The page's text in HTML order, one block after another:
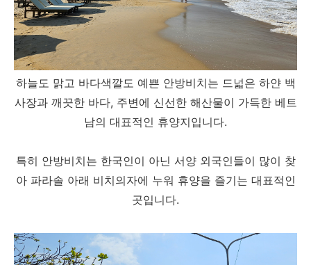
하늘도 맑고 바다색깔도 예쁜 안방비치는 드넓은 하얀 백
사장과 깨끗한 바다, 주변에 신선한 해산물이 가득한 베트
남의 대표적인 휴양지입니다.
특히 안방비치는 한국인이 아닌 서양 외국인들이 많이 찾
아 파라솔 아래 비치의자에 누워 휴양을 즐기는 대표적인
곳입니다.